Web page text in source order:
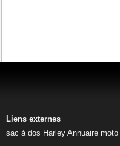
Liens externes
sac à dos Harley Annuaire moto